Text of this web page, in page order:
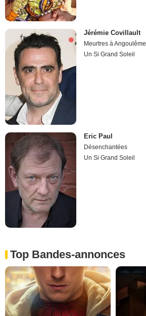
Jérémie Covillault
Meurtres à Angoulême
Un Si Grand Soleil
Eric Paul
Désenchantées
Un Si Grand Soleil
Top Bandes-annonces